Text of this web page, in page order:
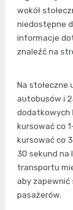
wokół
niedostępne
informacje
znaleźć na
Na stołeczne
autobusów i
dodatkowych
kursować co
kursować co
30 sekund na
transportu
aby zapewnić
pasażerów.